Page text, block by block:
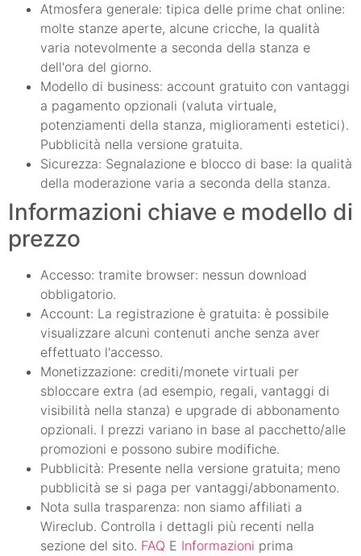
Atmosfera generale: tipica delle prime chat online:
molte stanze aperte, alcune cricche, la qualità
varia notevolmente a seconda della stanza e
dell'ora del giorno.
Modello di business: account gratuito con vantaggi
a pagamento opzionali (valuta virtuale,
potenziamenti della stanza, miglioramenti estetici).
Pubblicità nella versione gratuita.
Sicurezza: Segnalazione e blocco di base: la qualità
della moderazione varia a seconda della stanza.
Informazioni chiave e modello di
prezzo
Accesso: tramite browser: nessun download
obbligatorio.
Account: La registrazione è gratuita: è possibile
visualizzare alcuni contenuti anche senza aver
effettuato l'accesso.
Monetizzazione: crediti/monete virtuali per
sbloccare extra (ad esempio, regali, vantaggi di
visibilità nella stanza) e upgrade di abbonamento
opzionali. I prezzi variano in base al pacchetto/alle
promozioni e possono subire modifiche.
Pubblicità: Presente nella versione gratuita; meno
pubblicità se si paga per vantaggi/abbonamento.
Nota sulla trasparenza: non siamo affiliati a
Wireclub. Controlla i dettagli più recenti nella
sezione del sito. FAQ E Informazioni prima